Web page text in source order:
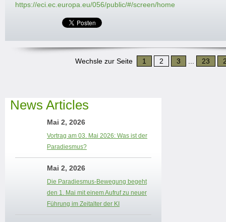
https://eci.ec.europa.eu/056/public/#/screen/home
Wechsle zur Seite 1 2 3 23
News Articles
Mai 2, 2026
Vortrag am 03. Mai 2026: Was ist der
Paradiesmus?
Mai 2, 2026
Die Paradiesmus-Bewegung begeht
den 1. Mai mit einem Aufruf zu neuer
Führung im Zeitalter der KI